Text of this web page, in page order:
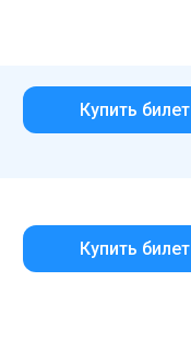
Купить билет
Купить билет